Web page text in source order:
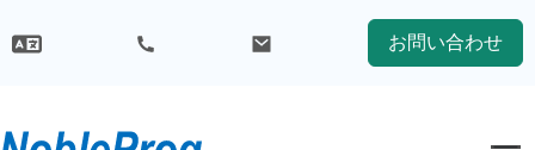
お問い合わせ